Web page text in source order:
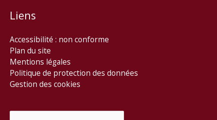
Liens
Accessibilité : non conforme
Plan du site
Mentions légales
Politique de protection des données
Gestion des cookies